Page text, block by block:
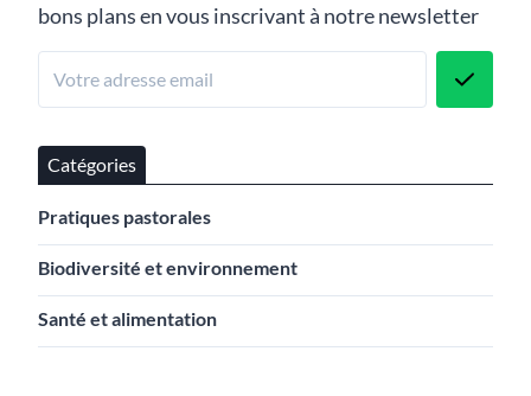
bons plans en vous inscrivant à notre newsletter
Catégories
Pratiques pastorales
Biodiversité et environnement
Santé et alimentation